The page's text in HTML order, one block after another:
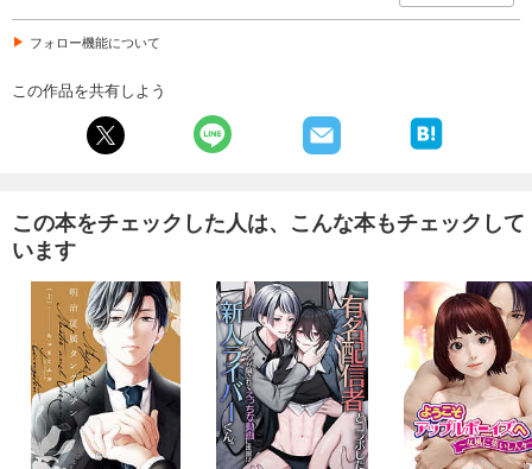
フォロー機能について
この作品を共有しよう
この本をチェックした人は、こんな本もチェックして
います